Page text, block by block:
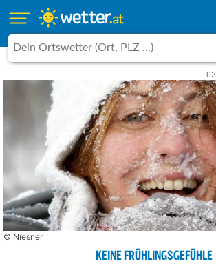
© Niesner
KEINE FRÜHLINGSGEFÜHLE